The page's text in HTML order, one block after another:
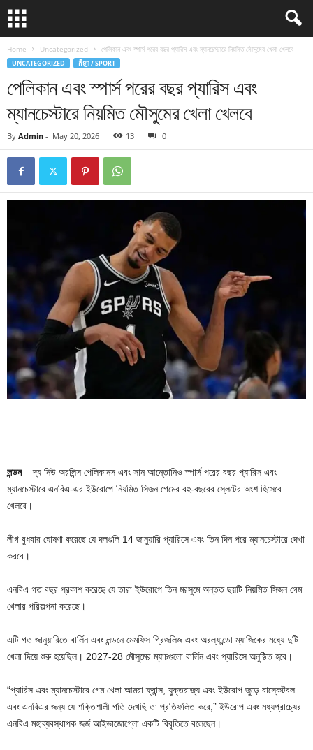
Home Uncategorized পেলিকান এবং স্পার্স পরের বছর প্যারিস এবং ম্যানচেস্টারে নিয়মিত মৌসুমের খেলা খেলবে
UNCATEGORIZED កីឡា / SPORT
পেলিকান এবং স্পার্স পরের বছর প্যারিস এবং
ম্যানচেস্টারে নিয়মিত মৌসুমের খেলা খেলবে
By Admin - May 20, 2026 13 0
লন্ডন– দ্য নিউ অরলিন্স পেলিকানস এবং সান আন্তোনিও স্পার্স পরের বছর প্যারিস এবং
ম্যানচেস্টারে এনবিএ-এর ইউরোপে নিয়মিত সিজন গেমের বহু-বছরের স্লেটের অংশ হিসেবে
খেলবে।
লীগ বুধবার ঘোষণা করেছে যে দলগুলি 14 জানুয়ারি প্যারিসে এবং তিন দিন পরে ম্যানচেস্টারে দেখা
করবে।
এনবিএ গত বছর প্রকাশ করেছে যে তারা ইউরোপে তিন মরসুমে অন্তত ছয়টি নিয়মিত সিজন গেম
খেলার পরিকল্পনা করেছে।
এটি গত জানুয়ারিতে বার্লিন এবং লন্ডনে মেমফিস গ্রিজলিজ এবং অরল্যান্ডো ম্যাজিকের মধ্যে দুটি
খেলা দিয়ে শুরু হয়েছিল। 2027-28 মৌসুমের ম্যাচগুলো বার্লিন এবং প্যারিসে অনুষ্ঠিত হবে।
“প্যারিস এবং ম্যানচেস্টারে গেম খেলা আমরা ফ্রান্স, যুক্তরাজ্য এবং ইউরোপ জুড়ে বাস্কেটবল
এবং এনবিএর জন্য যে শক্তিশালী গতি দেখছি তা প্রতিফলিত করে,” ইউরোপ এবং মধ্যপ্রাচ্যের
এনবিএ মহাব্যবস্থাপক জর্জ আইভাজোগ্লো একটি বিবৃতিতে বলেছেন।